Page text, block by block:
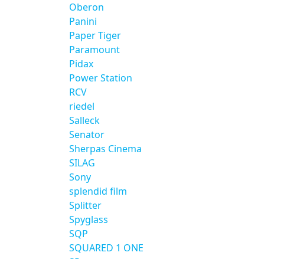
Oberon
Panini
Paper Tiger
Paramount
Pidax
Power Station
RCV
riedel
Salleck
Senator
Sherpas Cinema
SILAG
Sony
splendid film
Splitter
Spyglass
SQP
SQUARED 1 ONE